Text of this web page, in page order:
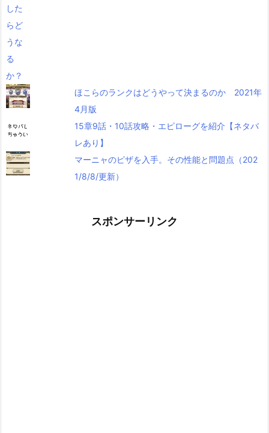
ほこらのランクはどうやって決まるのか 2021年
4月版
15章9話・10話攻略・エピローグを紹介【ネタバ
レあり】
マーニャのピザを入手。その性能と問題点（202
1/8/8/更新）
スポンサーリンク